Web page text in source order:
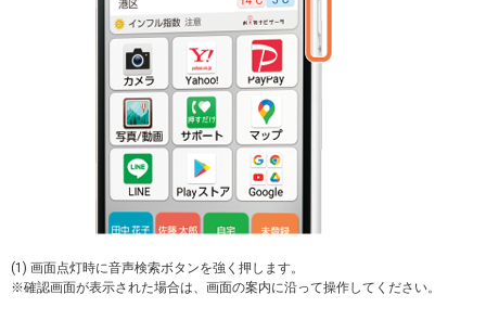
(1) 画面点灯時に音声検索ボタンを強く押します。
※確認画面が表示された場合は、画面の案内に沿って操作してください。